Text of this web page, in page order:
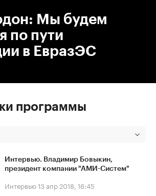
Мы будем
по пути
в ЕвразЭС
программы
Интервью. Владимир Бовыкин,
президент компании "АМИ-Систем"
Интервью13 апр 2018, 16:45